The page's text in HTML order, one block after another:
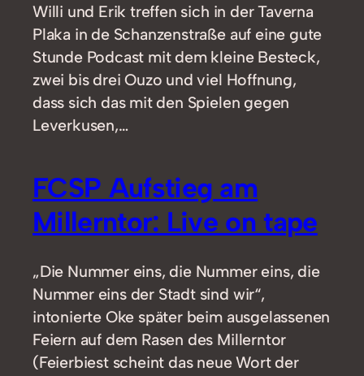
Willi und Erik treffen sich in der Taverna
Plaka in de Schanzenstraße auf eine gute
Stunde Podcast mit dem kleine Besteck,
zwei bis drei Ouzo und viel Hoffnung,
dass sich das mit den Spielen gegen
Leverkusen,…
FCSP Aufstieg am
Millerntor: Live on tape
„Die Nummer eins, die Nummer eins, die
Nummer eins der Stadt sind wir“,
intonierte Oke später beim ausgelassenen
Feiern auf dem Rasen des Millerntor
(Feierbiest scheint das neue Wort der